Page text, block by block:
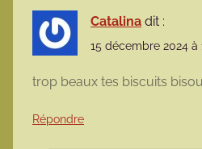
Catalina dit :
15 décembre 2024 à
trop beaux tes biscuits
Répondre